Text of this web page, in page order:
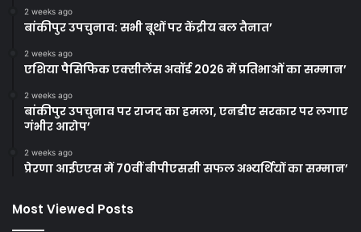
2 weeks ago
बांकीपुर उपचुनाव: सभी बूथों पर केंद्रीय बल तैनात’
2 weeks ago
एशिया पैसिफिक एक्सीलेंस अवॉर्ड 2026 में प्रतिभाओं का सम्मान’
2 weeks ago
बांकीपुर उपचुनाव पर राजद का हमला, एनडीए सरकार पर लगाए
गंभीर आरोप’
2 weeks ago
प्रेरणा आईएएस में 70वीं बीपीएससी सफल अभ्यर्थियों का सम्मान’
Most Viewed Posts